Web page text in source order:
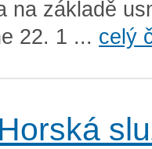
na základě
22. 1 ... celý
Horská